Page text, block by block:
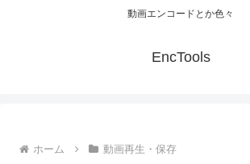
動画エンコードとか色々
EncTools
ホーム 動画再生・保存